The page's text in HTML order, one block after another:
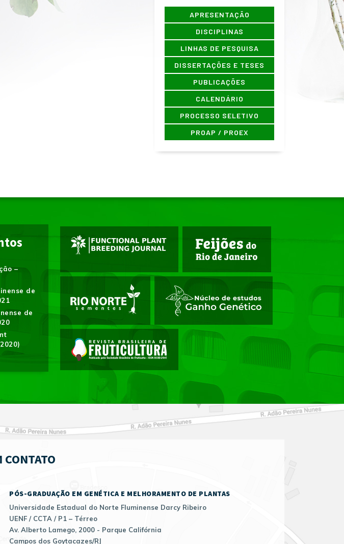
APRESENTAÇÃO
DISCIPLINAS
LINHAS DE PESQUISA
DISSERTAÇÕES E TESES
PUBLICAÇÕES
CALENDÁRIO
PROCESSO SELETIVO
PROAP / PROEX
–
de
de
CONTATO
PÓS-GRADUAÇÃO EM GENÉTICA E MELHORAMENTO DE PLANTAS
Universidade Estadual do Norte Fluminense Darcy Ribeiro
UENF / CCTA / P1 – Térreo
Av. Alberto Lamego, 2000 - Parque Califórnia
Campos dos Goytacazes/RJ